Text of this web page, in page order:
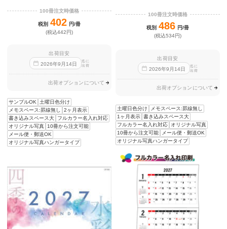
100冊注文時価格
税別 402 円/冊
(税込442円)
出荷目安
2026年9 月14日
迄に
出荷
出荷オプションについて
サンプルOK 土曜日色分け
メモスペース:罫線無し
2ヶ月表示
書き込みスペース大
フルカラー名入れ対応
オリジナル写真 10冊から注文可能
メール便・郵送OK
オリジナル写真ハンガータイプ
100冊注文時価格
税別 486 円/冊
(税込534円)
出荷目安
2026年9 月 14日
迄に
出荷
出荷オプションについて
土曜日色分け
メモスペース:罫線無し
1ヶ月表示 書き込みスペース大
フルカラー名入れ対応
オリジナル写真
10冊から注文可能
メール便・郵送OK
オリジナル写真ハンガータイプ